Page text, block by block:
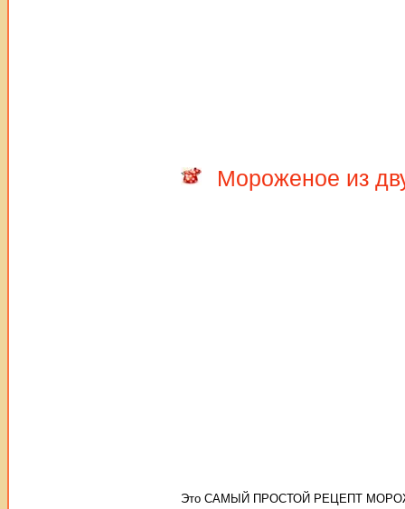
Мороженое из
Это САМЫЙ ПРОСТОЙ РЕЦЕПТ